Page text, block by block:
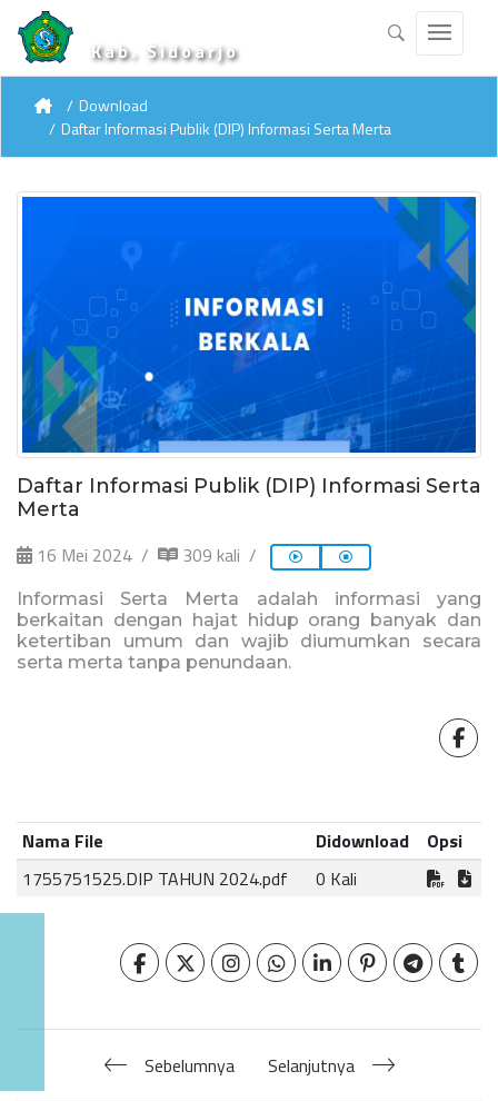
Kab. Sidoarjo
Download
Daftar Informasi Publik (DIP) Informasi Serta Merta
Daftar Informasi Publik (DIP) Informasi Serta
Merta
16 Mei 2024 309 kali
Informasi Serta Merta adalah informasi yang
berkaitan dengan hajat hidup orang banyak dan
ketertiban umum dan wajib diumumkan secara
serta merta tanpa penundaan.
Nama File Didownload
Opsi
1755751525.DIP TAHUN 2024.pdf
0 Kali
Sebelumnya Selanjutnya